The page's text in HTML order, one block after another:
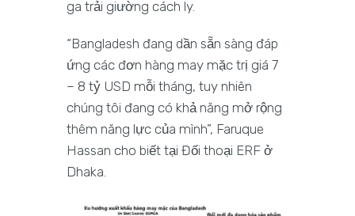
ga trải giường cách ly.
“Bangladesh đang dần sẵn sàng đáp
ứng các đơn hàng may mặc trị giá 7
– 8 tỷ USD mỗi tháng, tuy nhiên
chúng tôi đang có khả năng mở rộng
thêm năng lực của mình”, Faruque
Hassan cho biết tại Đối thoại ERF ở
Dhaka.